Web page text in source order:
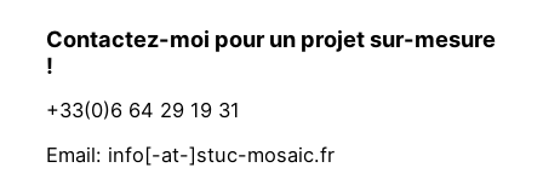
Contactez-moi pour un projet sur-mesure
!
+33(0)6 64 29 19 31
Email: info[-at-]stuc-mosaic.fr